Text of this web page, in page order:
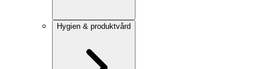
Hygien & produktvård